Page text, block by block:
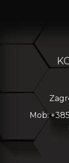
Mob: